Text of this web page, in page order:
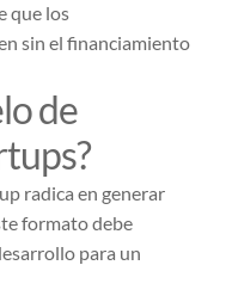
que los
sin el financiamiento
de
radica en generar
formato debe
para un